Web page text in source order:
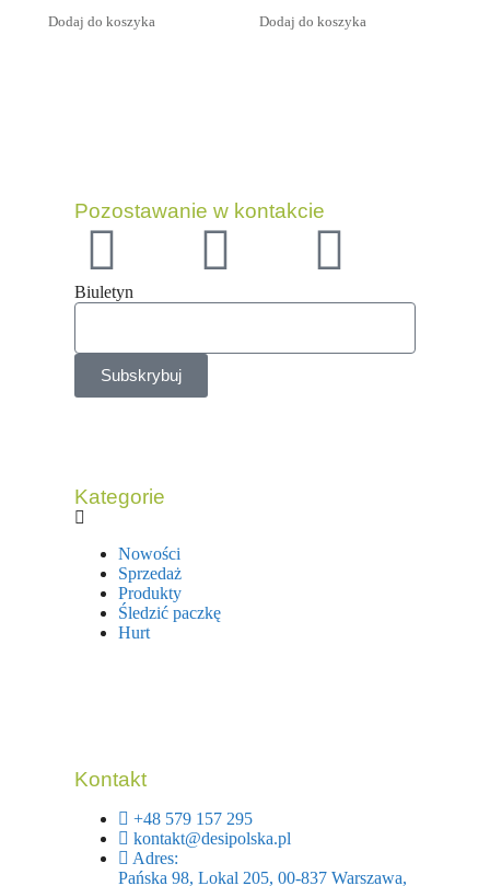
5
Dodaj do koszyka
5
Dodaj do koszyka
Pozostawanie w kontakcie
Biuletyn
Subskrybuj
Kategorie
Nowości
Sprzedaż
Produkty
Śledzić paczkę
Hurt
Kontakt
+48 579 157 295
kontakt@desipolska.pl
Adres:
Pańska 98, Lokal 205, 00-837 Warszawa,